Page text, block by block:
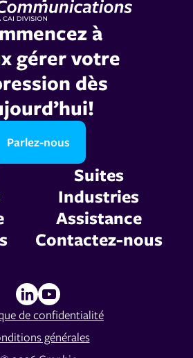
à
gérer votre
dès
Parlez-nous
Suites
Industries
Assistance
Contactez-nous
de confidentialité
générales